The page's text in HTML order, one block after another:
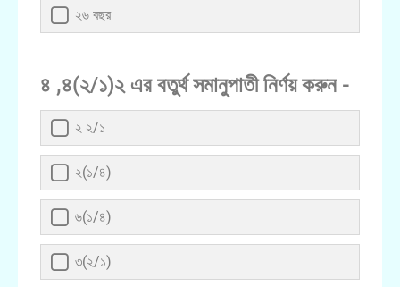
২৬ বছর
৪ ,৪(২/১)২ এর বতুর্থ সমানুপাতী নির্ণয় করুন -
২ ২/১
২(১/৪)
৬(১/৪)
৩(২/১)